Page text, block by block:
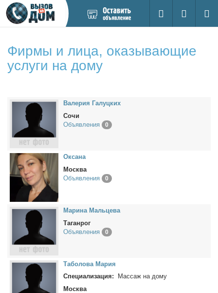
новое
Поиск
Вход на
Фирмы и лица, оказывающие
услуги на дому
Ва­ле­рия Га­луц­ких
Сочи
Объявления
0
Ок­са­на
Москва
Объявления
0
Ма­ри­на Маль­це­ва
Таганрог
Объявления
0
Та­бо­ло­ва Ма­рия
Специализация: Массаж на дому
Москва